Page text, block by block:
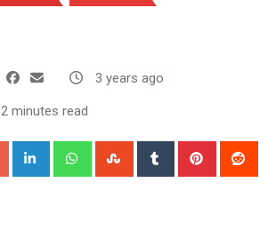
3 years ago
2 minutes read
Google+ LinkedIn WhatsappStumbleUpon
Tumblr Pinterest